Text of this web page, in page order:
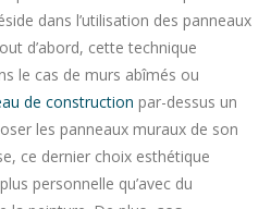
dans l’utilisation des panneaux
d’abord, cette technique
le cas de murs abîmés ou
de construction par-dessus un
les panneaux muraux de son
ce dernier choix esthétique
personnelle qu’avec du